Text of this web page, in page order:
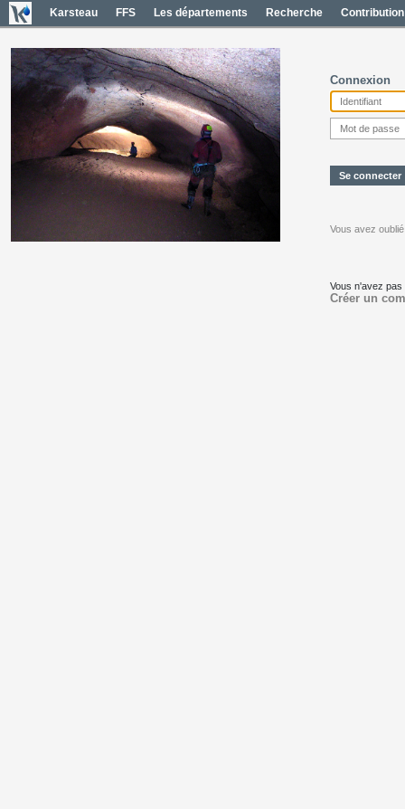
Karsteau FFS Les départements Recherche Contribution
Connexion
Vous avez
Vous n'avez
Créer un